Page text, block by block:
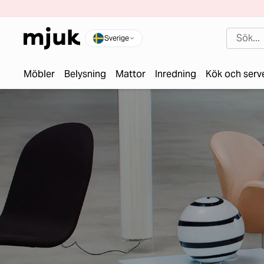
Sverige
Möbler Belysning Mattor Inredning Kök och